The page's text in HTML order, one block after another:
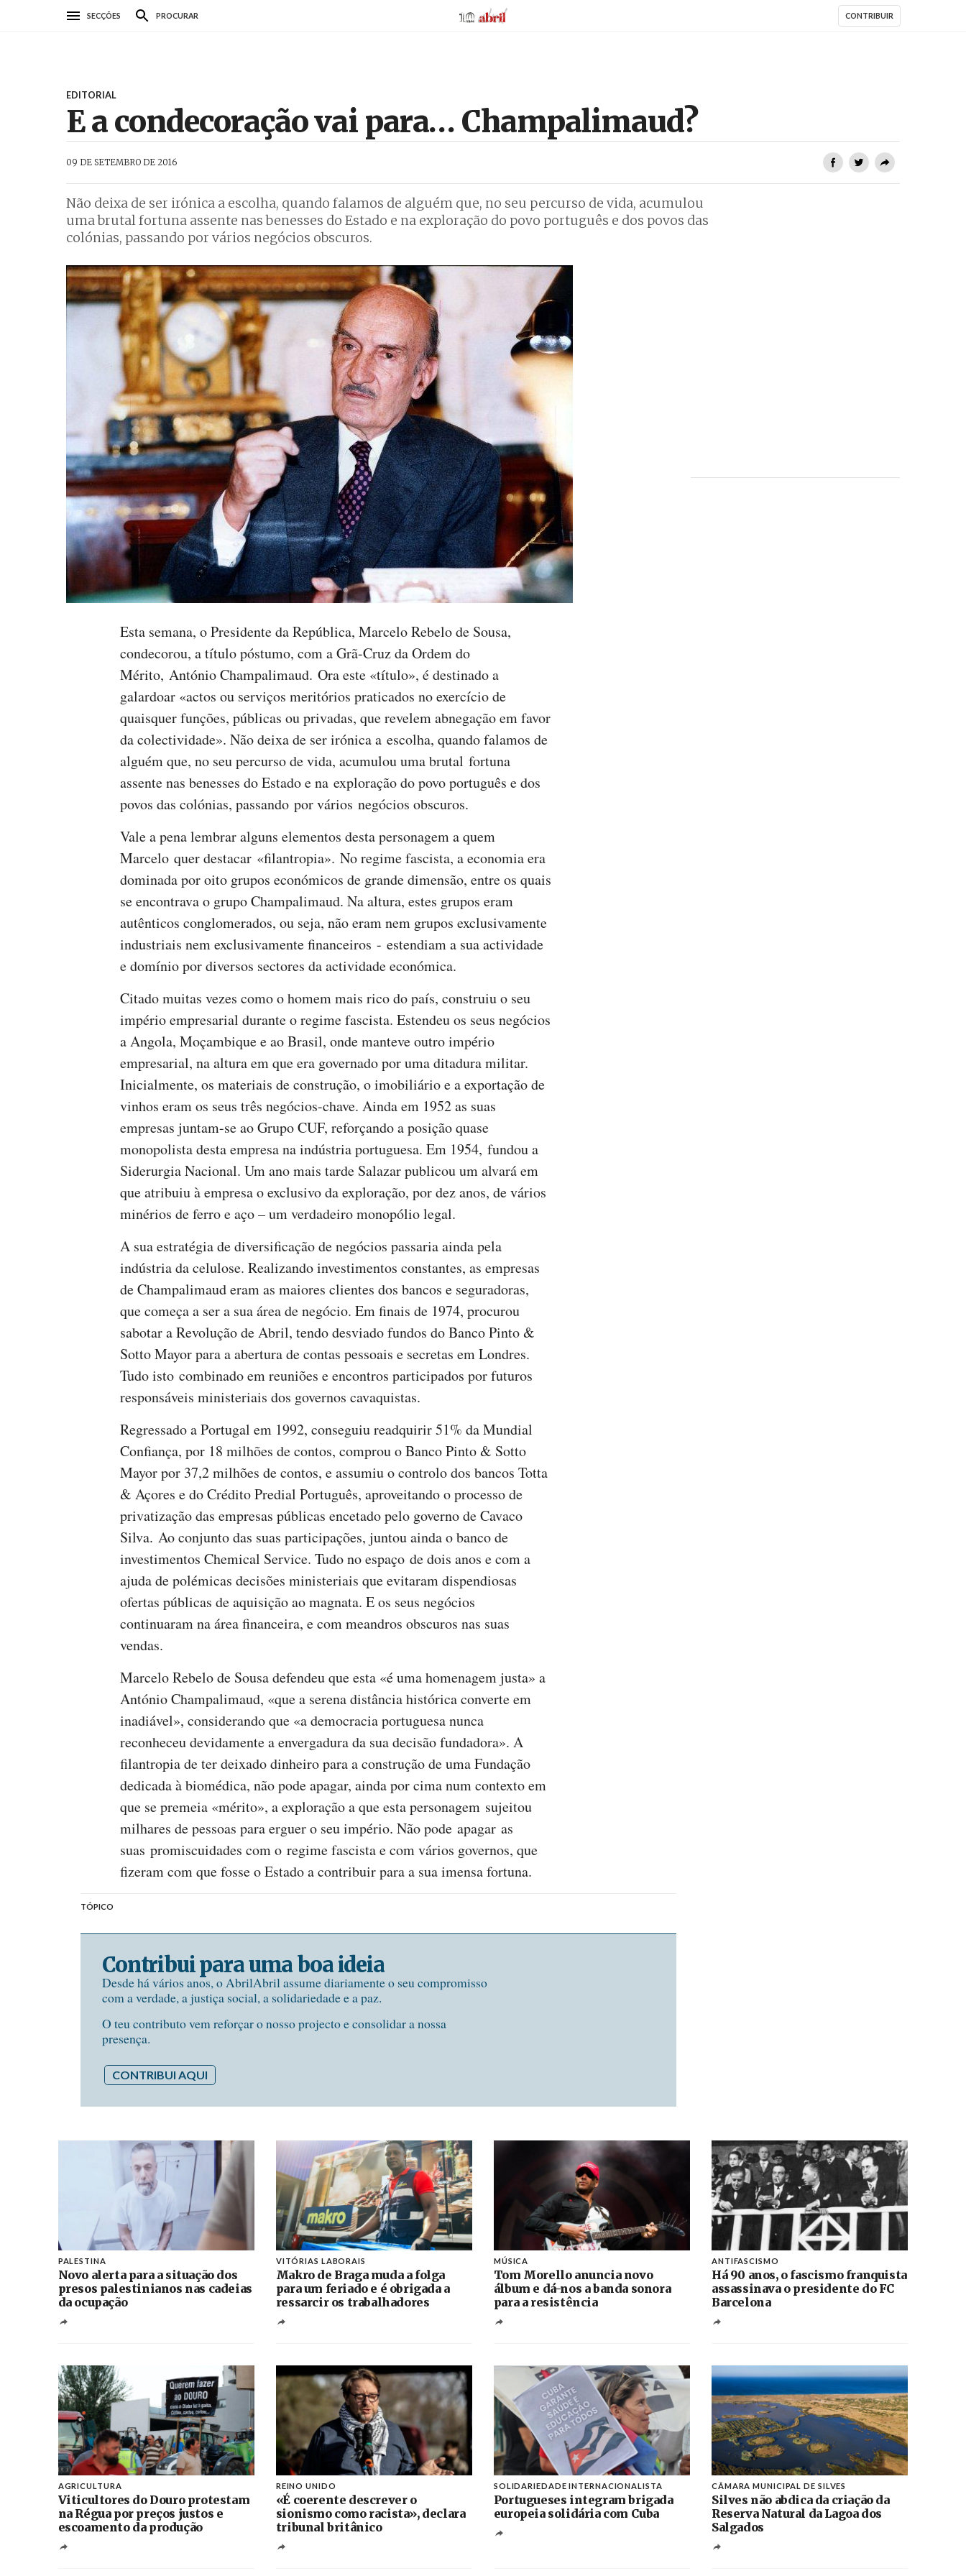
SECÇÕES PROCURAR AbrilAbril CONTRIBUIR
EDITORIAL
E a condecoração vai para… Champalimaud?
09 DE SETEMBRO DE 2016
Não deixa de ser irónica a escolha, quando falamos de alguém que, no seu percurso de vida, acumulou
uma brutal fortuna assente nas benesses do Estado e na exploração do povo português e dos povos das
colónias, passando por vários negócios obscuros.
Esta semana, o Presidente da República, Marcelo Rebelo de Sousa,
condecorou, a título póstumo, com a Grã-Cruz da Ordem do
Mérito, António Champalimaud. Ora este «título», é destinado a
galardoar «actos ou serviços meritórios praticados no exercício de
quaisquer funções, públicas ou privadas, que revelem abnegação em favor
da colectividade». Não deixa de ser irónica a escolha, quando falamos de
alguém que, no seu percurso de vida, acumulou uma brutal fortuna
assente nas benesses do Estado e na exploração do povo português e dos
povos das colónias, passando por vários negócios obscuros.
Vale a pena lembrar alguns elementos desta personagem a quem
Marcelo quer destacar «filantropia». No regime fascista, a economia era
dominada por oito grupos económicos de grande dimensão, entre os quais
se encontrava o grupo Champalimaud. Na altura, estes grupos eram
autênticos conglomerados, ou seja, não eram nem grupos exclusivamente
industriais nem exclusivamente financeiros - estendiam a sua actividade
e domínio por diversos sectores da actividade económica.
Citado muitas vezes como o homem mais rico do país, construiu o seu
império empresarial durante o regime fascista. Estendeu os seus negócios
a Angola, Moçambique e ao Brasil, onde manteve outro império
empresarial, na altura em que era governado por uma ditadura militar.
Inicialmente, os materiais de construção, o imobiliário e a exportação de
vinhos eram os seus três negócios-chave. Ainda em 1952 as suas
empresas juntam-se ao Grupo CUF, reforçando a posição quase
monopolista desta empresa na indústria portuguesa. Em 1954, fundou a
Siderurgia Nacional. Um ano mais tarde Salazar publicou um alvará em
que atribuiu à empresa o exclusivo da exploração, por dez anos, de vários
minérios de ferro e aço – um verdadeiro monopólio legal.
A sua estratégia de diversificação de negócios passaria ainda pela
indústria da celulose. Realizando investimentos constantes, as empresas
de Champalimaud eram as maiores clientes dos bancos e seguradoras,
que começa a ser a sua área de negócio. Em finais de 1974, procurou
sabotar a Revolução de Abril, tendo desviado fundos do Banco Pinto &
Sotto Mayor para a abertura de contas pessoais e secretas em Londres.
Tudo isto combinado em reuniões e encontros participados por futuros
responsáveis ministeriais dos governos cavaquistas.
Regressado a Portugal em 1992, conseguiu readquirir 51% da Mundial
Confiança, por 18 milhões de contos, comprou o Banco Pinto & Sotto
Mayor por 37,2 milhões de contos, e assumiu o controlo dos bancos Totta
& Açores e do Crédito Predial Português, aproveitando o processo de
privatização das empresas públicas encetado pelo governo de Cavaco
Silva. Ao conjunto das suas participações, juntou ainda o banco de
investimentos Chemical Service. Tudo no espaço de dois anos e com a
ajuda de polémicas decisões ministeriais que evitaram dispendiosas
ofertas públicas de aquisição ao magnata. E os seus negócios
continuaram na área financeira, e com meandros obscuros nas suas
vendas.
Marcelo Rebelo de Sousa defendeu que esta «é uma homenagem justa» a
António Champalimaud, «que a serena distância histórica converte em
inadiável», considerando que «a democracia portuguesa nunca
reconheceu devidamente a envergadura da sua decisão fundadora». A
filantropia de ter deixado dinheiro para a construção de uma Fundação
dedicada à biomédica, não pode apagar, ainda por cima num contexto em
que se premeia «mérito», a exploração a que esta personagem sujeitou
milhares de pessoas para erguer o seu império. Não pode apagar as
suas promiscuidades com o regime fascista e com vários governos, que
fizeram com que fosse o Estado a contribuir para a sua imensa fortuna.
TÓPICO
Contribui para uma boa ideia
Desde há vários anos, o AbrilAbril assume diariamente o seu compromisso
com a verdade, a justiça social, a solidariedade e a paz.
O teu contributo vem reforçar o nosso projecto e consolidar a nossa
presença.
CONTRIBUI AQUI
PALESTINA
Novo alerta para a situação dos
presos palestinianos nas cadeias
da ocupação
VITÓRIAS LABORAIS
Makro de Braga muda a folga
para um feriado e é obrigada a
ressarcir os trabalhadores
MÚSICA
Tom Morello anuncia novo
álbum e dá-nos a banda sonora
para a resistência
ANTIFASCISMO
Há 90 anos, o fascismo franquista
assassinava o presidente do FC
Barcelona
AGRICULTURA
Viticultores do Douro protestam
na Régua por preços justos e
escoamento da produção
REINO UNIDO
«É coerente descrever o
sionismo como racista», declara
tribunal britânico
SOLIDARIEDADE INTERNACIONALISTA
Portugueses integram brigada
europeia solidária com Cuba
CÂMARA MUNICIPAL DE SILVES
Silves não abdica da criação da
Reserva Natural da Lagoa dos
Salgados